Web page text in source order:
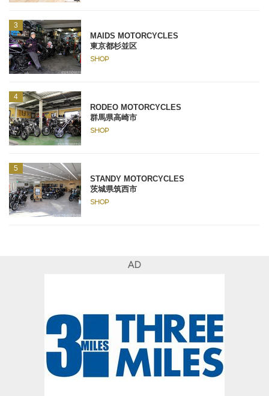
MAIDS MOTORCYCLES
東京都杉並区
SHOP
RODEO MOTORCYCLES
群馬県高崎市
SHOP
STANDY MOTORCYCLES
茨城県筑西市
SHOP
AD